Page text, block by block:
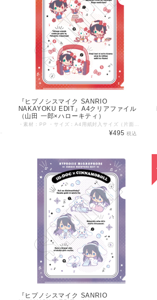
『ヒプノシスマイク SANRIO
NAKAYOKU EDIT』A4クリアファイル
（山田 一郎×ハローキティ）
¥495税込
『ヒプノシスマイク SANRIO